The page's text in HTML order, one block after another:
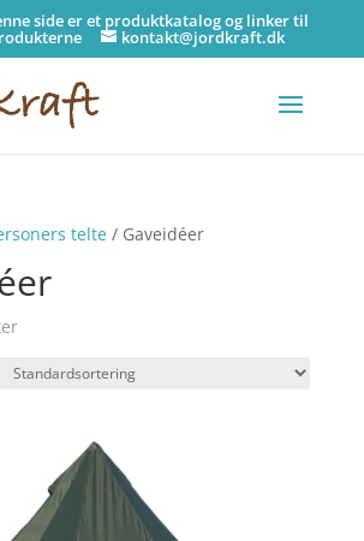
side er et produktkatalog og linker til
kontakt@jordkraft.dk
telte/ Gaveidéer